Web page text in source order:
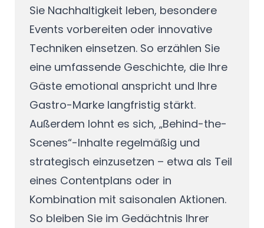
Sie Nachhaltigkeit leben, besondere
Events vorbereiten oder innovative
Techniken einsetzen. So erzählen Sie
eine umfassende Geschichte, die Ihre
Gäste emotional anspricht und Ihre
Gastro-Marke langfristig stärkt.
Außerdem lohnt es sich, „Behind-the-
Scenes“-Inhalte regelmäßig und
strategisch einzusetzen – etwa als Teil
eines Contentplans oder in
Kombination mit saisonalen Aktionen.
So bleiben Sie im Gedächtnis Ihrer